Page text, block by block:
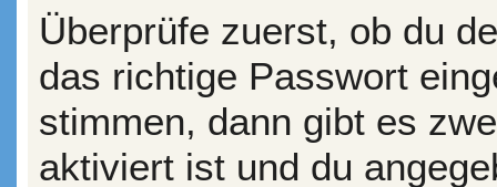
Überprüfe zuerst, ob du
das richtige Passwort
stimmen, dann gibt es
aktiviert ist und du